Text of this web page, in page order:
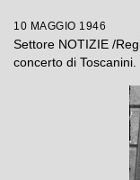
10 MAGGIO 1946
Settore NOTIZIE /
concerto di